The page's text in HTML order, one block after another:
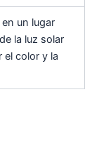
un lugar
la luz solar
el color y la